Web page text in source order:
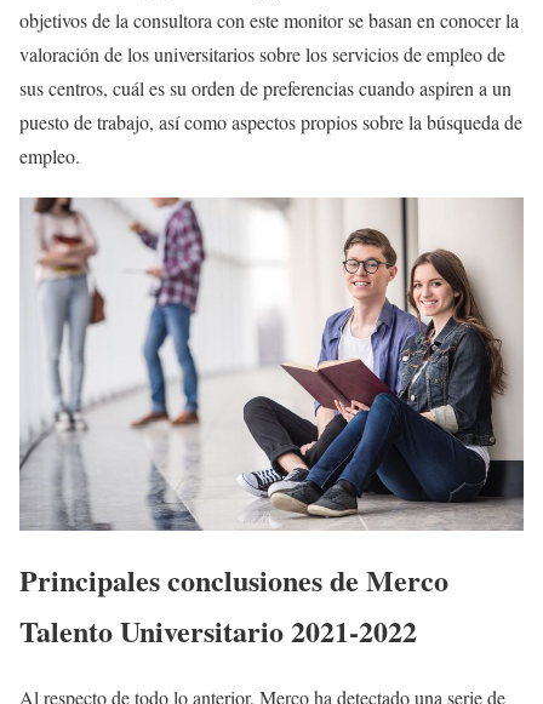
objetivos de la consultora con este monitor se basan en conocer la
valoración de los universitarios sobre los servicios de empleo de
sus centros, cuál es su orden de preferencias cuando aspiren a un
puesto de trabajo, así como aspectos propios sobre la búsqueda de
empleo.
Principales conclusiones de Merco
Talento Universitario 2021-2022
Al respecto de todo lo anterior, Merco ha detectado una serie de